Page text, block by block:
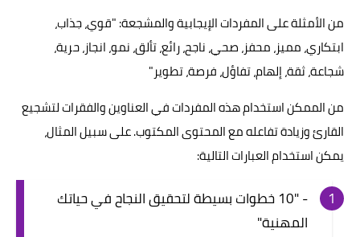
من الأمثلة على المفردات الإيجابية والمشجعة: "قوي، جذاب،
ابتكاري، مميز، محفز، صحي، ناجح، رائع، تألق، نمو، انجاز، حرية،
شجاعة، ثقة، إلهام، تفاؤل، فرصة، تطوير"
من الممكن استخدام هذه المفردات في العناوين والفقرات لتشجيع
القارئ وزيادة تفاعله مع المحتوى المكتوب. على سبيل المثال،
يمكن استخدام العبارات التالية:
- "10 خطوات بسيطة لتحقيق النجاح في حياتك
المهنية"